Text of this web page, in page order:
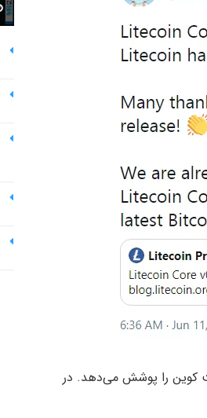
کوین را پوشش می‌دهد. در